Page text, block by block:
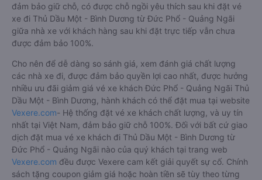
đảm bảo giữ chỗ, có được chỗ ngồi yêu thích sau khi đặt vé
xe đi Thủ Dầu Một - Bình Dương từ Đức Phổ - Quảng Ngãi
giữa nhà xe với khách hàng sau khi đặt trực tiếp vẫn chưa
được đảm bảo 100%.
Cho nên để dễ dàng so sánh giá, xem đánh giá chất lượng
các nhà xe đi, được đảm bảo quyền lợi cao nhất, được hưởng
nhiều ưu đãi giảm giá vé xe khách Đức Phổ - Quảng Ngãi Thủ
Dầu Một - Bình Dương, hành khách có thể đặt mua tại website
Vexere.com- Hệ thống đặt vé xe khách chất lượng, và uy tín
nhất tại Việt Nam, đảm bảo giữ chỗ 100%. Đối với bất cứ giao
dịch đặt mua vé xe khách đi Thủ Dầu Một - Bình Dương từ
Đức Phổ - Quảng Ngãi nào của quý khách tại trang web
Vexere.com đều được Vexere cam kết giải quyết sự cố. Chính
sách tặng coupon giảm giá hoặc hoàn tiền sẽ tùy theo từng